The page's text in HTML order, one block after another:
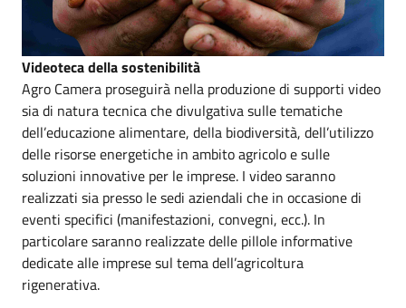
Videoteca della sostenibilità
Agro Camera proseguirà nella produzione di supporti video
sia di natura tecnica che divulgativa sulle tematiche
dell’educazione alimentare, della biodiversità, dell’utilizzo
delle risorse energetiche in ambito agricolo e sulle
soluzioni innovative per le imprese. I video saranno
realizzati sia presso le sedi aziendali che in occasione di
eventi specifici (manifestazioni, convegni, ecc.). In
particolare saranno realizzate delle pillole informative
dedicate alle imprese sul tema dell’agricoltura
rigenerativa.